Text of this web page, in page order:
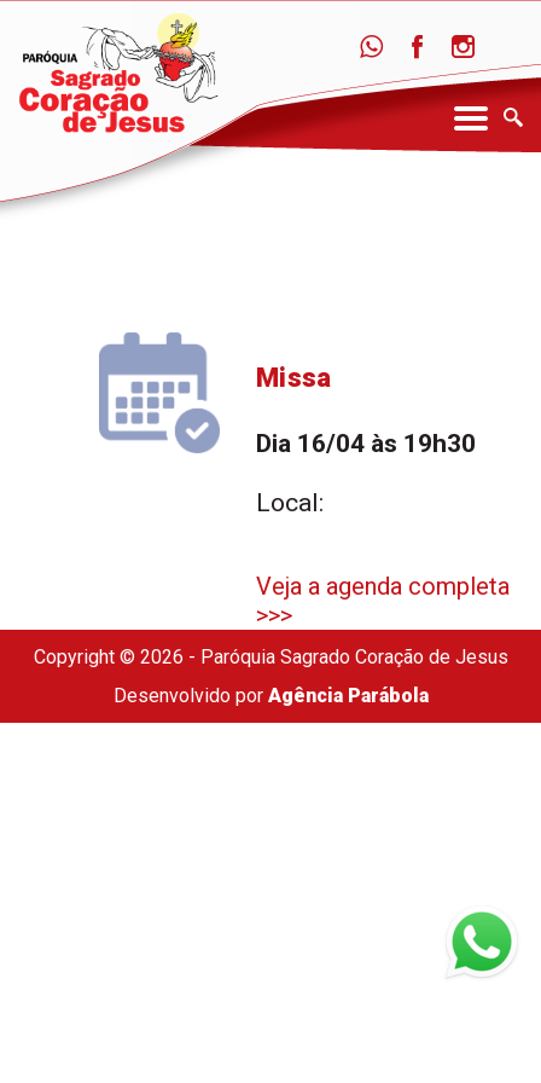
Missa
Dia 16/04 às 19h30
Local:
Veja a agenda completa
>>>
Copyright © 2026 - Paróquia Sagrado Coração de Jesus
Desenvolvido por Agência Parábola